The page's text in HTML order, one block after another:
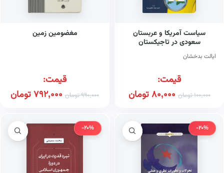
سیاست آمریکا و عربستان
سعودی در تاجیکستان
ایالت بدخشان
قیمت:
100,000تومان 80,000تومان
مغضومین زمین
قیمت:
990,000تومان 792,000تومان
-20%
-20%